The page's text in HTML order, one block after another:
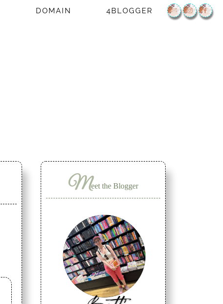
DOMAIN 4BLOGGER
Meet the Blogger